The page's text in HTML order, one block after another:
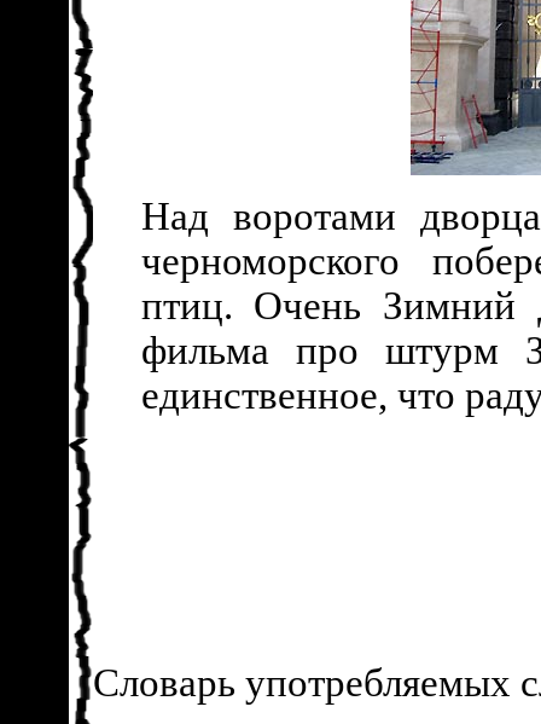
Над воротами
черноморского
птиц. Очень Зимний
фильма про штурм
единственное, что
Словарь употребляемых